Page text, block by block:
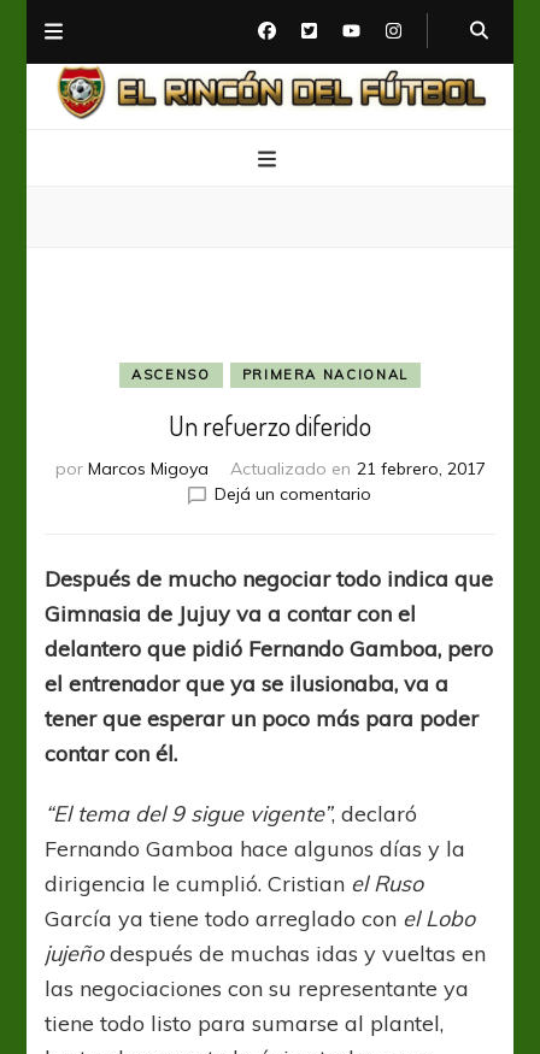
ASCENSO PRIMERA NACIONAL
Un refuerzo diferido
por Marcos Migoya Actualizado en 21 febrero, 2017
Dejá un comentarioen
diferido
Después de mucho negociar todo indica que
Gimnasia de Jujuy va a contar con el
delantero que pidió Fernando Gamboa, pero
el entrenador que ya se ilusionaba, va a
tener que esperar un poco más para poder
contar con él.
“El tema del 9 sigue vigente”, declaró
Fernando Gamboa hace algunos días y la
dirigencia le cumplió. Cristian el Ruso
García ya tiene todo arreglado con el Lobo
jujeñodespués de muchas idas y vueltas en
las negociaciones con su representante ya
tiene todo listo para sumarse al plantel,